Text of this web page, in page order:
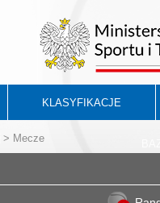
KLASYFIKACJE
> Mecze